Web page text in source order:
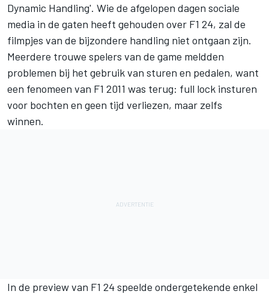
Dynamic Handling'. Wie de afgelopen dagen sociale
media in de gaten heeft gehouden over F1 24, zal de
filmpjes van de bijzondere handling niet ontgaan zijn.
Meerdere trouwe spelers van de game meldden
problemen bij het gebruik van sturen en pedalen, want
een fenomeen van F1 2011 was terug: full lock insturen
voor bochten en geen tijd verliezen, maar zelfs
winnen.
In de preview van F1 24 speelde ondergetekende enkel